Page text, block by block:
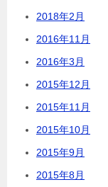
2018年2月
2016年11月
2016年3月
2015年12月
2015年11月
2015年10月
2015年9月
2015年8月